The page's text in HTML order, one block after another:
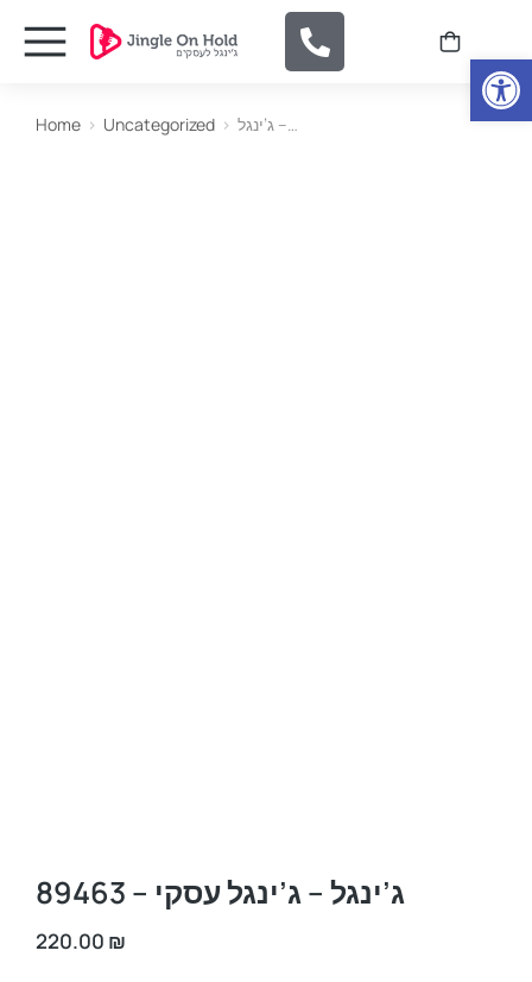
You are here:
Home Uncategorized ג’ינגל –…
ג’ינגל – ג’ינגל עסקי – 89463
220.00 ₪